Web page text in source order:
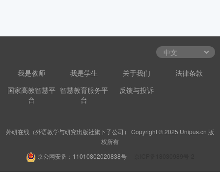
我是教师 我是学生 关于我们
法律条款
国家高教智慧平
台
智慧教育服务平
台
反馈与投诉
外研在线（外语教学与研究出版社旗下子公司） Copyright © 2025 Unipus.cn 版
权所有
京公网安备：11010802020838号